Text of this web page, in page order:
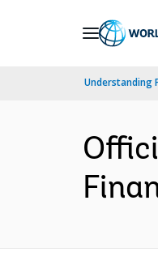
Understanding